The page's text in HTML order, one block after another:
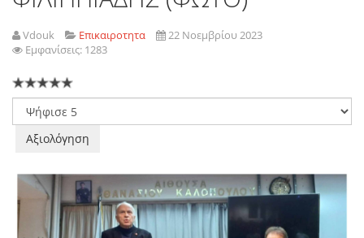
Vdouk Επικαιροτητα
22 Νοεμβρίου 2023
Εμφανίσεις: 1283
Παρακαλώ
αξιολογήστε